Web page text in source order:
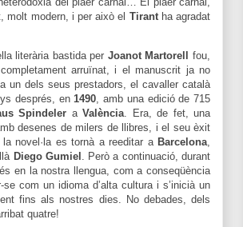
molt modern, i per això el Tirantha agradat
literària bastida per Joanot Martorell
fou,
arruïnat, i el manuscrit ja no
un dels seus prestadors, el cavaller català
després, en1490, amb una edició de 715
Spindeler aValència. Era, de fet, una
desenes de milers de llibres, i el seu èxit
la novel·la es tornà a reeditar a Barcelona,
Diego Gumiel . Però a continuació, durant
en la nostra llengua, com a conseqüència
com un idioma d’alta cultura i s’inicià un
fins als nostres dies. No debades, dels
quatre!